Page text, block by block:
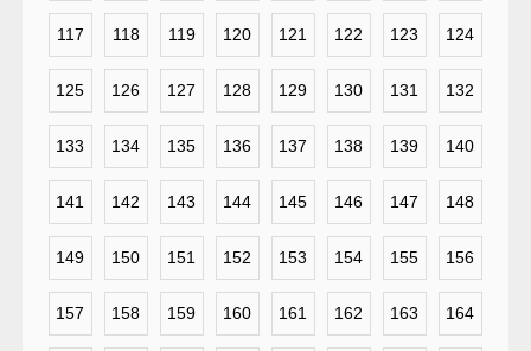
117 118 119 120 121 122 123 124
125 126 127 128 129 130 131 132
133 134 135 136 137 138 139 140
141 142 143 144 145 146 147 148
149 150 151 152 153 154 155 156
157 158 159 160 161 162 163 164